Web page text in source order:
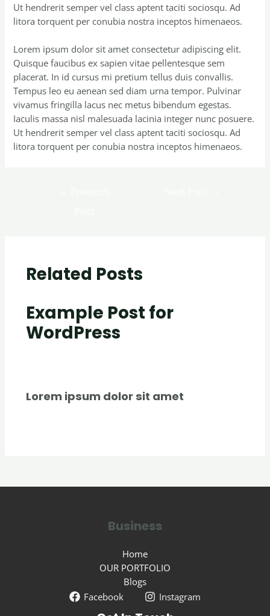
Ut hendrerit semper vel class aptent taciti sociosqu. Ad
litora torquent per conubia nostra inceptos himenaeos.
Lorem ipsum dolor sit amet consectetur adipiscing elit.
Quisque faucibus ex sapien vitae pellentesque sem
placerat. In id cursus mi pretium tellus duis convallis.
Tempus leo eu aenean sed diam urna tempor. Pulvinar
vivamus fringilla lacus nec metus bibendum egestas.
Iaculis massa nisl malesuada lacinia integer nunc posuere.
Ut hendrerit semper vel class aptent taciti sociosqu. Ad
litora torquent per conubia nostra inceptos himenaeos.
Related Posts
Example Post for
WordPress
Lorem ipsum dolor sit amet
Business
Home
OUR PORTFOLIO
Blogs
Facebook
Instagram